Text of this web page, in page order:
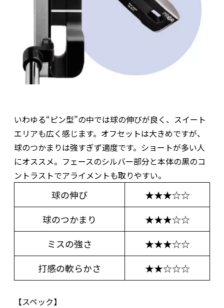
いわゆる“ピン型”の中では球の伸びが良く、スイート
エリアも広く感じます。オフセットは大きめですが、
球のつかまりは強すぎず適度です。ショートが多い人
にオススメ。フェースのシルバー部分と本体の黒のコ
ントラストでアライメントも取りやすい。
球の伸び
★★★☆☆
球のつかまり
★★★☆☆
ミスの強さ
★★★☆☆
打感の軟らかさ
★★☆☆☆
【スペック】